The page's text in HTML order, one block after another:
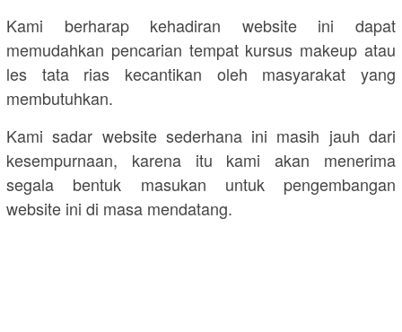
Kami berharap kehadiran website ini dapat
memudahkan pencarian tempat kursus makeup atau
les tata rias kecantikan oleh masyarakat yang
membutuhkan.
Kami sadar website sederhana ini masih jauh dari
kesempurnaan, karena itu kami akan menerima
segala bentuk masukan untuk pengembangan
website ini di masa mendatang.